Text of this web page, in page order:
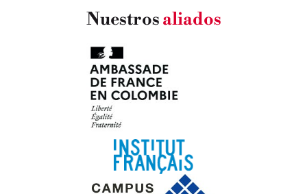
Nuestrosaliados